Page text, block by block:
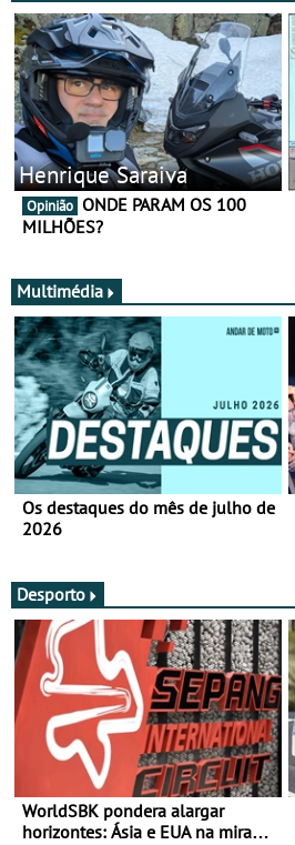
Henrique Saraiva
Opinião
MILHÕES?
Multimédia
Os destaques do mês de julho de
2026
Desporto
WorldSBK pondera alargar
horizontes: Ásia e EUA na mira